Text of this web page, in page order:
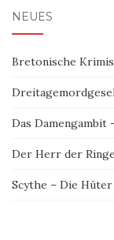
NEUES
Bretonische Krimis
Das Damengambit
Der Herr der
Scythe – Die